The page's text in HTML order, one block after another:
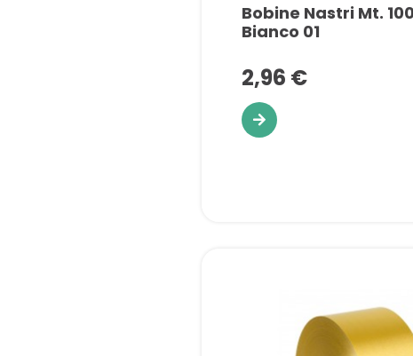
Bobine Nastri Mt.
Bianco 01
2,96 €